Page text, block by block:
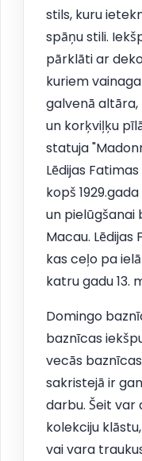
stils, kuru
spāņu stili.
pārklāti ar
kuriem
galvenā
un korķviļķu
statuja
Lēdijas
kopš
un pielūgšanai
Macau.
kas ceļo pa
katru gadu 13.
Domingo
baznīcas
vecās
sakristejā ir
darbu. Šeit
kolekciju
vai vara